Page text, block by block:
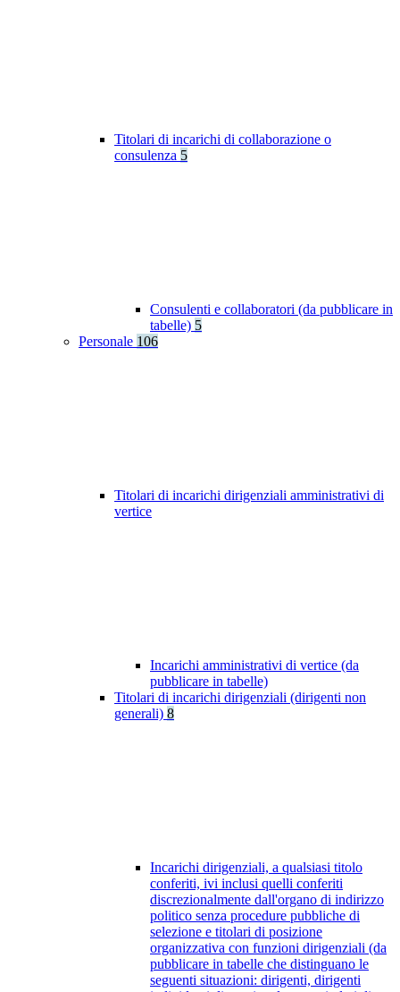
Titolari di incarichi di collaborazione o
consulenza 5
Consulenti e collaboratori (da pubblicare in
tabelle) 5
Personale 106
Titolari di incarichi dirigenziali amministrativi di
vertice
Incarichi amministrativi di vertice (da
pubblicare in tabelle)
Titolari di incarichi dirigenziali (dirigenti non
generali) 8
Incarichi dirigenziali, a qualsiasi titolo
conferiti, ivi inclusi quelli conferiti
discrezionalmente dall'organo di indirizzo
politico senza procedure pubbliche di
selezione e titolari di posizione
organizzativa con funzioni dirigenziali (da
pubblicare in tabelle che distinguano le
seguenti situazioni: dirigenti, dirigenti